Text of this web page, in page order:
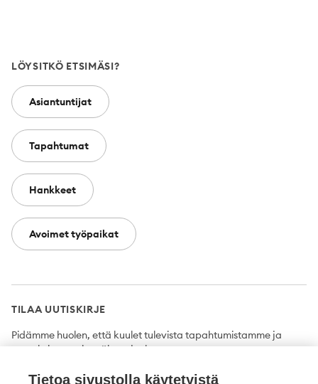
LÖYSITKÖ ETSIMÄSI?
Asiantuntijat
Tapahtumat
Hankkeet
Avoimet työpaikat
TILAA UUTISKIRJE
Pidämme huolen, että kuulet tulevista tapahtumistamme ja
uutuuksista ensimmäisten joukossa.
Tietoa sivustolla käytetyistä